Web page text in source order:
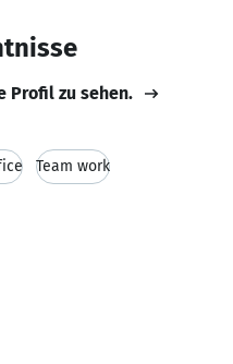
Profil zu sehen.
Team work